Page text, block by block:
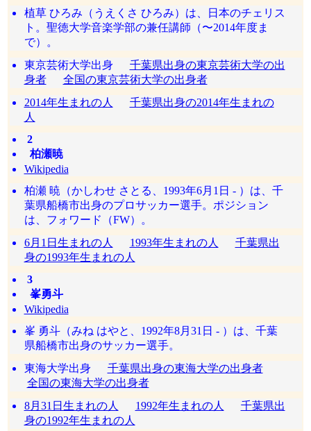
植草 ひろみ（うえくさ ひろみ）は、日本のチェリス
ト。聖徳大学音楽学部の兼任講師（〜2014年度ま
で）。
東京芸術大学出身 千葉県出身の東京芸術大学の出
身者
全国の東京芸術大学の出身者
2014年生まれの人
千葉県出身の2014年生まれの
人
2
柏瀬暁
Wikipedia
柏瀬 暁（かしわせ さとる、1993年6月1日 - ）は、千
葉県船橋市出身のプロサッカー選手。ポジション
は、フォワード（FW）。
6月1日生まれの人
1993年生まれの人
千葉県出
身の1993年生まれの人
3
峯勇斗
Wikipedia
峯 勇斗（みね はやと、1992年8月31日 - ）は、千葉
県船橋市出身のサッカー選手。
東海大学出身 千葉県出身の東海大学の出身者
全国の東海大学の出身者
8月31日生まれの人
1992年生まれの人
千葉県出
身の1992年生まれの人